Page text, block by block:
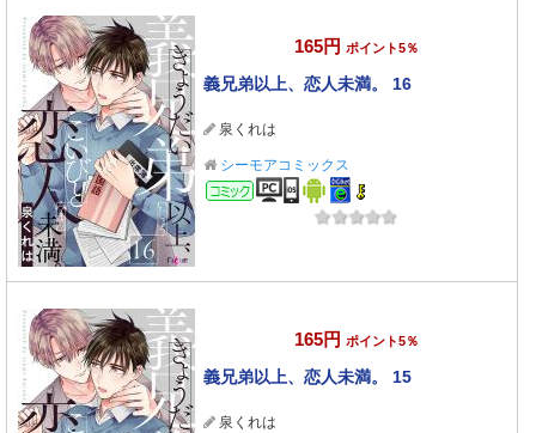
165円 ポイント5％
義兄弟以上、恋人未満。 16
泉くれは
シーモアコミックス
コミック
165円 ポイント5％
義兄弟以上、恋人未満。 15
泉くれは